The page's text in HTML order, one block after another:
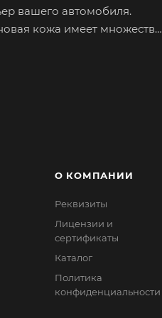
вашего автомобиля.
кожа имеет множество
плёночное
воздух. Сам по себе
которые придают мягкость
не подвергать ПВХ кожу
лет.
О КОМПАНИИ
Реквизиты
Лицензии и
сертификаты
Каталог
Политика
конфиденциальности